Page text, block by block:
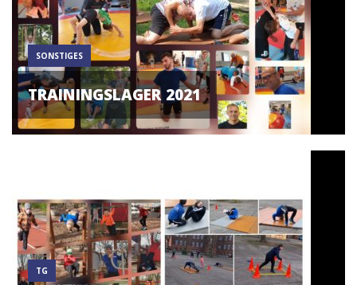
SONSTIGES
TRAININGSLAGER 2021
TG